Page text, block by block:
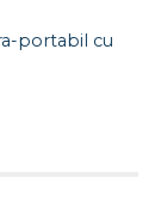
portabil cu